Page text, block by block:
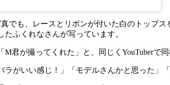
でも、レースとリボンが付いた白のトップ
ふくれなさんが写っています。
M君が撮ってくれた」と、同じくYouTuber
ラがいい感じ！」「モデルさんかと思った」